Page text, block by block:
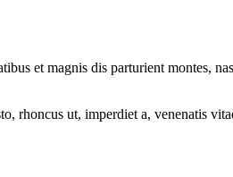
et magnis dis parturient montes,
rhoncus ut, imperdiet a, venenatis